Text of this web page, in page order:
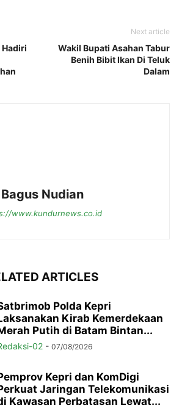
Hadiri
Next article
Wakil Bupati Asahan Tabur
Benih Bibit Ikan Di Teluk
Dalam
Bagus Nudian
www.kundurnews.co.id
ARTICLES
Polda Kepri
Kirab Kemerdekaan
Putih di Batam Bintan...
02 - 07/08/2026
Kepri dan KomDigi
Jaringan Telekomunikasi
Kawasan Perbatasan Lewat...